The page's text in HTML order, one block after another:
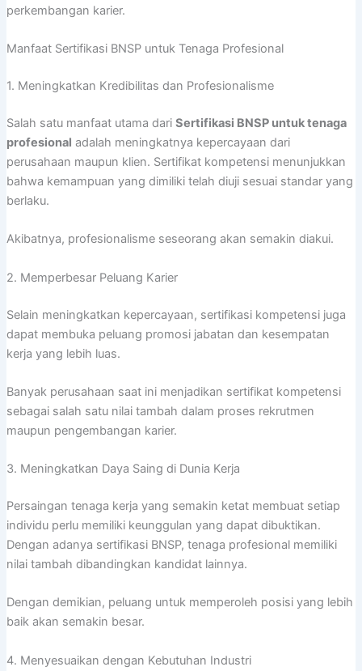
perkembangan karier.
Manfaat Sertifikasi BNSP untuk Tenaga Profesional
1. Meningkatkan Kredibilitas dan Profesionalisme
Salah satu manfaat utama dari Sertifikasi BNSP untuk tenaga
profesional adalah meningkatnya kepercayaan dari
perusahaan maupun klien. Sertifikat kompetensi menunjukkan
bahwa kemampuan yang dimiliki telah diuji sesuai standar yang
berlaku.
Akibatnya, profesionalisme seseorang akan semakin diakui.
2. Memperbesar Peluang Karier
Selain meningkatkan kepercayaan, sertifikasi kompetensi juga
dapat membuka peluang promosi jabatan dan kesempatan
kerja yang lebih luas.
Banyak perusahaan saat ini menjadikan sertifikat kompetensi
sebagai salah satu nilai tambah dalam proses rekrutmen
maupun pengembangan karier.
3. Meningkatkan Daya Saing di Dunia Kerja
Persaingan tenaga kerja yang semakin ketat membuat setiap
individu perlu memiliki keunggulan yang dapat dibuktikan.
Dengan adanya sertifikasi BNSP, tenaga profesional memiliki
nilai tambah dibandingkan kandidat lainnya.
Dengan demikian, peluang untuk memperoleh posisi yang lebih
baik akan semakin besar.
4. Menyesuaikan dengan Kebutuhan Industri